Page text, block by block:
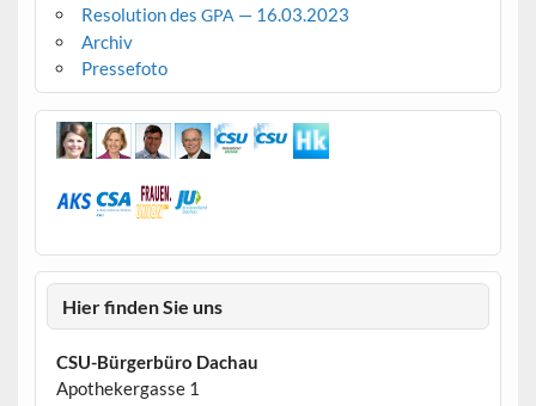
Resolution des GPA — 16.03.2023
Archiv
Pressefoto
Hier finden Sie uns
CSU-Bürgerbüro Dachau
Apothekergasse 1